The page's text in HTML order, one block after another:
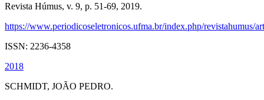
Revista Húmus, v. 9, p. 51-69, 2019.
https://www.periodicoseletronicos.ufma.br/index.php/revistahumus/
ISSN: 2236-4358
2018
SCHMIDT, JOÃO PEDRO.